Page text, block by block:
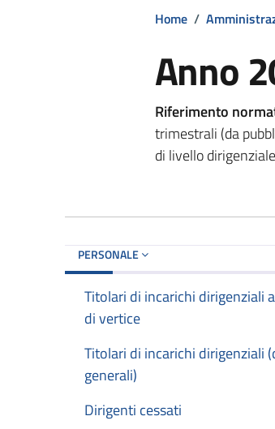
Home /
Anno
Riferimento
trimestrali (da
di livello dirigenziale
PERSONALE
Titolari di incarichi dirigenziali
di vertice
Titolari di incarichi dirigenziali
generali)
Dirigenti cessati